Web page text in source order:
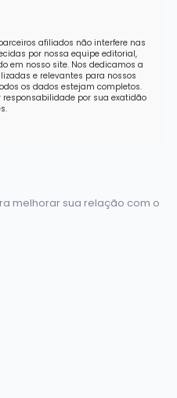
afiliados não interfere nas
por nossa equipe editorial,
em nosso site. Nos dedicamos a
e relevantes para nossos
os dados estejam completos.
por sua exatidão
melhorar sua relação com o